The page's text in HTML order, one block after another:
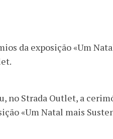
da exposição «Um
no Strada Outlet, a
«Um Natal mais